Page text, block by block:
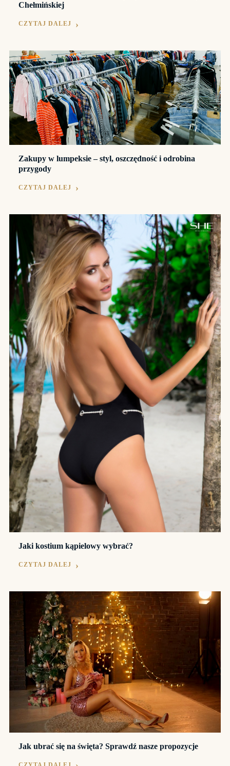
Chełmińskiej
CZYTAJ DALEJ
Zakupy w lumpeksie – styl, oszczędność i odrobina
przygody
CZYTAJ DALEJ
Jaki kostium kąpielowy wybrać?
CZYTAJ DALEJ
Jak ubrać się na święta? Sprawdź nasze propozycje